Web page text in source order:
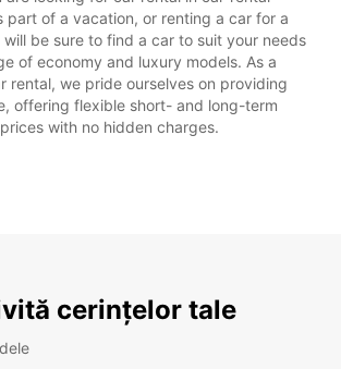
part of a vacation, or renting a car for a
be sure to find a car to suit your needs
of economy and luxury models. As a
rental, we pride ourselves on providing
offering flexible short- and long-term
with no hidden charges.
cerințelor tale